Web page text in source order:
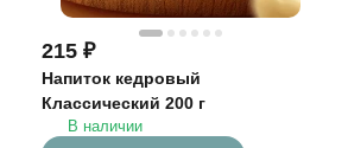
215 ₽
Напиток кедровый
Классический 200 г
В наличии